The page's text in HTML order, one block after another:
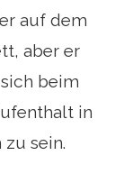
auf dem
aber er
beim
in
sein.